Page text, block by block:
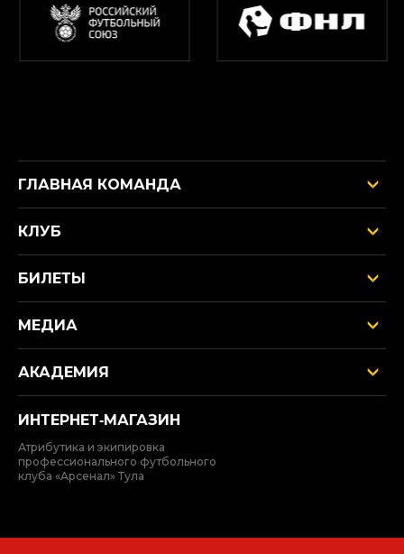
ГЛАВНАЯ КОМАНДА
КЛУБ
БИЛЕТЫ
МЕДИА
АКАДЕМИЯ
ИНТЕРНЕТ‑МАГАЗИН
Атрибутика и экипировка
профессионального футбольного
клуба «Арсенал» Тула